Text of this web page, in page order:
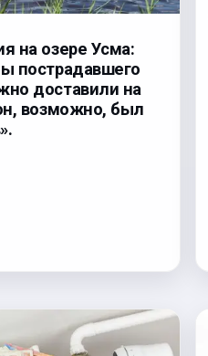
на озере Усма:
пострадавшего
доставили на
возможно, был